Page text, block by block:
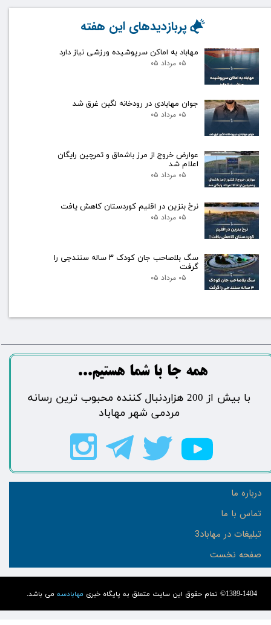
مهاباد به اماکن سرپوشیده ورزشی نیاز دارد
۰۵ مرداد ۰۵
جوان مهابادی در رودخانه لگبن غرق شد
۰۵ مرداد ۰۵
عوارض خروج از مرز باشماق و تمرچین رایگان
اعلام شد
۰۵ مرداد ۰۵
نرخ بنزین در اقلیم کوردستان کاهش یافت
۰۵ مرداد ۰۵
سگ بلاصاحب جان کودک ۳ ساله سنندجی را
گرفت
۰۵ مرداد ۰۵
پربازدیدهای این هفته
1389-1404© تمام حقوق این سایت متعلق به پایگاه خبری مهابادسه می باشد.
درباره ما
تماس با ما
تبلیغات در مهاباد3
صفحه نخست
​​​همه جا با شما هستیم...​​​​​​​​​​​​​​
​با بیش از 200 هزاردنبال کننده محبوب ترین رسانه
مردمی شهر مهاباد​​​​​​​​​​​​​​